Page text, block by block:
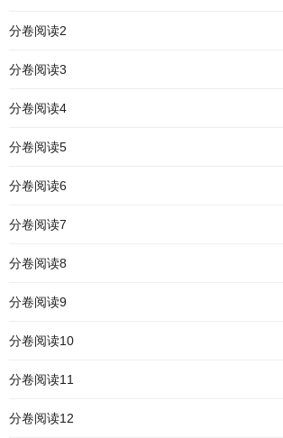
分卷阅读2
分卷阅读3
分卷阅读4
分卷阅读5
分卷阅读6
分卷阅读7
分卷阅读8
分卷阅读9
分卷阅读10
分卷阅读11
分卷阅读12